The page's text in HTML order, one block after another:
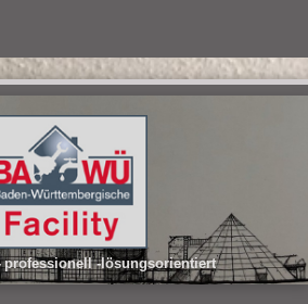
professionell -lösungsorientiert